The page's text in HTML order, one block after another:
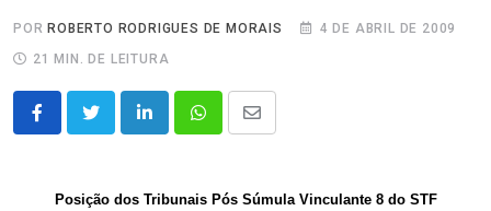
POR ROBERTO RODRIGUES DE MORAIS
4 DE ABRIL DE 2009
21 MIN. DE LEITURA
LinkedInWhatsappShare
Email
Posição dos Tribunais Pós Súmula Vinculante 8 do STF